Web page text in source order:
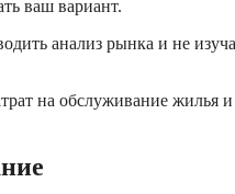
ваш вариант.
анализ рынка и не
на обслуживание жилья